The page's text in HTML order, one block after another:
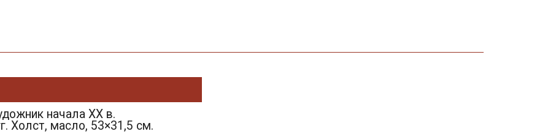
начала XX в.
Холст, масло, 53×31,5 см.